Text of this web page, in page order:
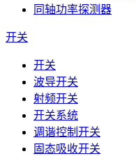
同轴功率探测器
开关
开关
波导开关
射频开关
开关系统
调谐控制开关
固态吸收开关